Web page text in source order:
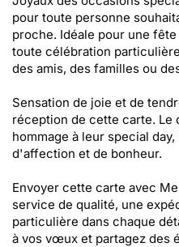
pour toute personne
proche. Idéale pour une
toute célébration
des amis, des familles ou
Sensation de joie et de
réception de cette carte. Le
hommage à leur special
d'affection et de bonheur.
Envoyer cette carte avec
service de qualité, une
particulière dans chaque
à vos vœux et partagez des